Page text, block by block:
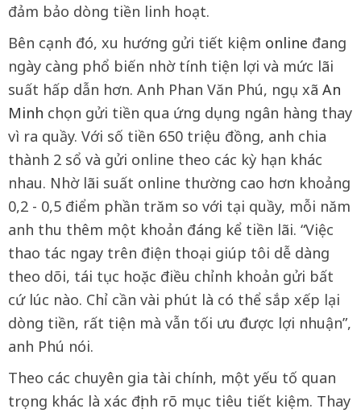
đảm bảo dòng tiền linh hoạt.
Bên cạnh đó, xu hướng gửi tiết kiệm online đang
ngày càng phổ biến nhờ tính tiện lợi và mức lãi
suất hấp dẫn hơn. Anh Phan Văn Phú, ngụ xã An
Minh chọn gửi tiền qua ứng dụng ngân hàng thay
vì ra quầy. Với số tiền 650 triệu đồng, anh chia
thành 2 sổ và gửi online theo các kỳ hạn khác
nhau. Nhờ lãi suất online thường cao hơn khoảng
0,2 - 0,5 điểm phần trăm so với tại quầy, mỗi năm
anh thu thêm một khoản đáng kể tiền lãi. “Việc
thao tác ngay trên điện thoại giúp tôi dễ dàng
theo dõi, tái tục hoặc điều chỉnh khoản gửi bất
cứ lúc nào. Chỉ cần vài phút là có thể sắp xếp lại
dòng tiền, rất tiện mà vẫn tối ưu được lợi nhuận”,
anh Phú nói.
Theo các chuyên gia tài chính, một yếu tố quan
trọng khác là xác định rõ mục tiêu tiết kiệm. Thay